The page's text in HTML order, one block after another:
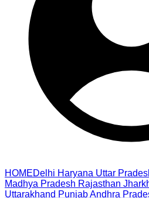
HOMEDelhi Haryana Uttar
Madhya Pradesh Rajasthan
Uttarakhand PunjabAndhra